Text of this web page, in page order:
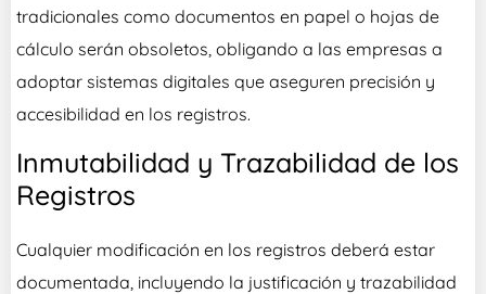
tradicionales como documentos en papel o hojas de
cálculo serán obsoletos, obligando a las empresas a
adoptar sistemas digitales que aseguren precisión y
accesibilidad en los registros.
Inmutabilidad y Trazabilidad de los
Registros
Cualquier modificación en los registros deberá estar
documentada, incluyendo la justificación y trazabilidad